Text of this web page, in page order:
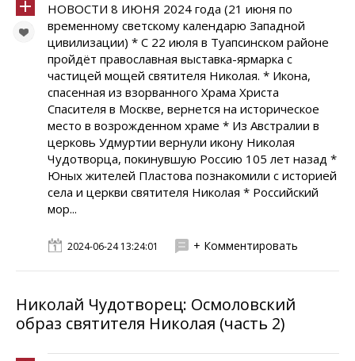
НОВОСТИ 8 ИЮНЯ 2024 года (21 июня по
временному светскому календарю Западной
цивилизации) * С 22 июля в Туапсинском районе
пройдёт православная выставка-ярмарка с
частицей мощей святителя Николая. * Икона,
спасенная из взорванного Храма Христа
Спасителя в Москве, вернется на историческое
место в возрожденном храме * Из Австралии в
церковь Удмуртии вернули икону Николая
Чудотворца, покинувшую Россию 105 лет назад *
Юных жителей Пластова познакомили с историей
села и церкви святителя Николая * Российский
мор...
2024-06-24 13:24:01 + Комментировать
Николай Чудотворец: Осмоловский
образ святителя Николая (часть 2)